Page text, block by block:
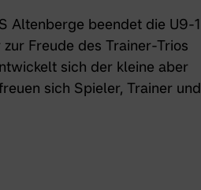
Altenberge beendet die U9-1
Freude des Trainer-Trios
sich der kleine aber
sich Spieler, Trainer und